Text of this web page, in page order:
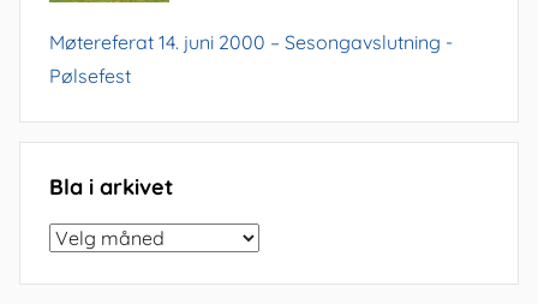
Møtereferat 14. juni 2000 – Sesongavslutning -
Pølsefest
Bla i arkivet
Bla